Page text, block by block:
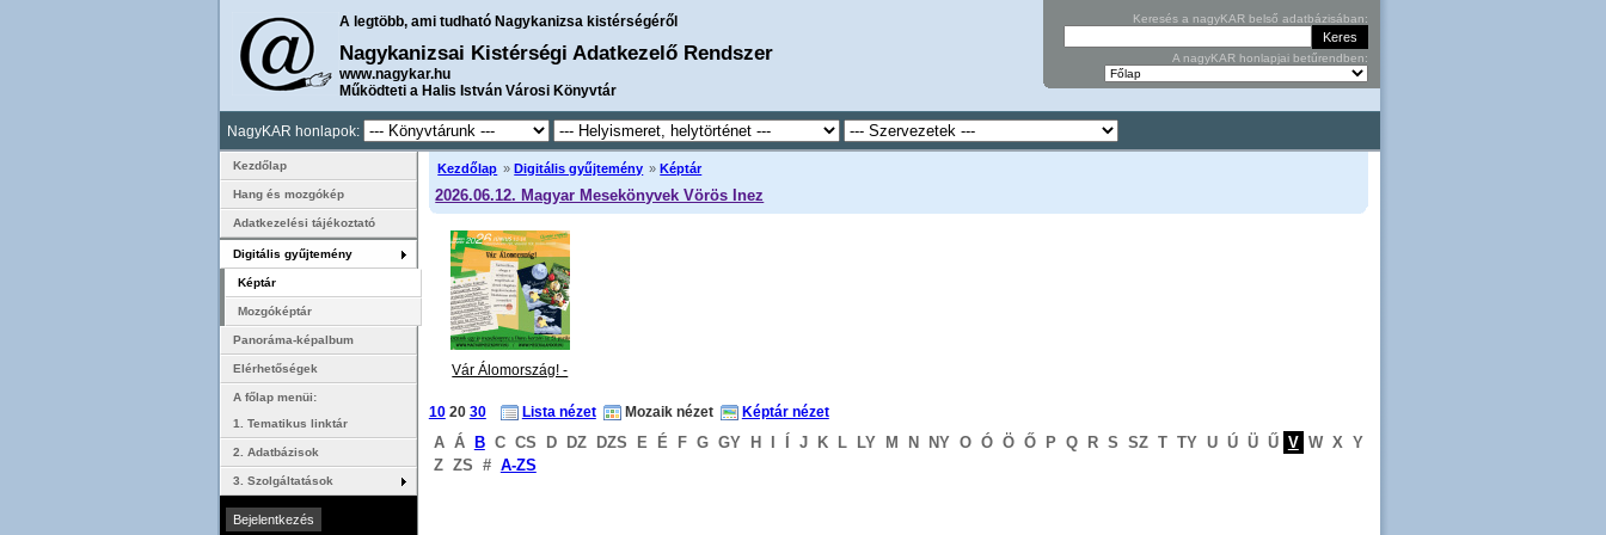
A legtöbb, ami tudható Nagykanizsa kistérségéről
Nagykanizsai Kistérségi Adatkezelő Rendszer
www.nagykar.hu
Működteti a Halis István Városi Könyvtár
Keresés a nagyKAR belső adatbázisában:
A nagyKAR honlapjai betűrendben:
NagyKAR honlapok:
Kezdőlap » Digitális gyűjtemény » Képtár
2026.06.12. Magyar Mesekönyvek Vörös Inez
Vár Álomország! -
10 20 30 Lista nézet Mozaik nézet Képtár nézet
A Á B C CS D DZ DZS E É F G GY H I Í J K L LY M N NY O Ó Ö Ő P Q R S SZ T TY U Ú Ü Ű V W X Y
Z ZS # A-ZS
Kezdőlap
Hang és mozgókép
Adatkezelési tájékoztató
Digitális gyűjtemény
Képtár
Mozgóképtár
Panoráma-képalbum
Elérhetőségek
A főlap menüi:
1. Tematikus linktár
2. Adatbázisok
3. Szolgáltatások